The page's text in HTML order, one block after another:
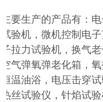
主要生产的产品有：
试验机，微机控制电
子拉力试验机，换气
空气弹氧弹老化箱，
恒温油浴，电压击穿
热丝试验仪，针焰试